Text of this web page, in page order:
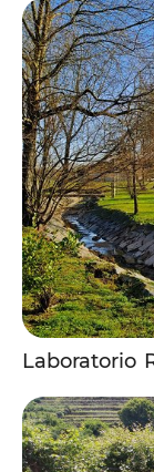
Laboratorio